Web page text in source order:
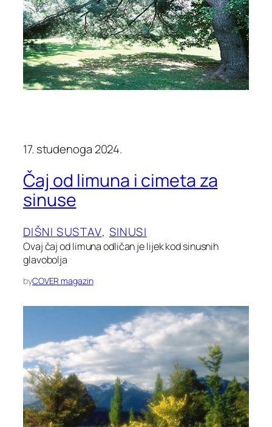
17. studenoga 2024.
Čaj od limuna i cimeta za
sinuse
DIŠNI SUSTAV, SINUSI
Ovaj čaj od limuna odličan je lijek kod sinusnih
glavobolja
byCOVER magazin